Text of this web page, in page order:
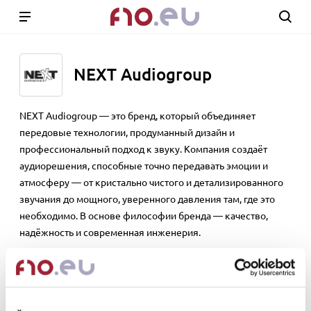
NEXT Audiogroup
NEXT Audiogroup — это бренд, который объединяет
передовые технологии, продуманный дизайн и
профессиональный подход к звуку. Компания создаёт
аудиорешения, способные точно передавать эмоции и
атмосферу — от кристально чистого и детализированного
звучания до мощного, уверенного давления там, где это
необходимо. В основе философии бренда — качество,
надёжность и современная инженерия.
NEXT Audiogroup работает с мероприятиями, площадками